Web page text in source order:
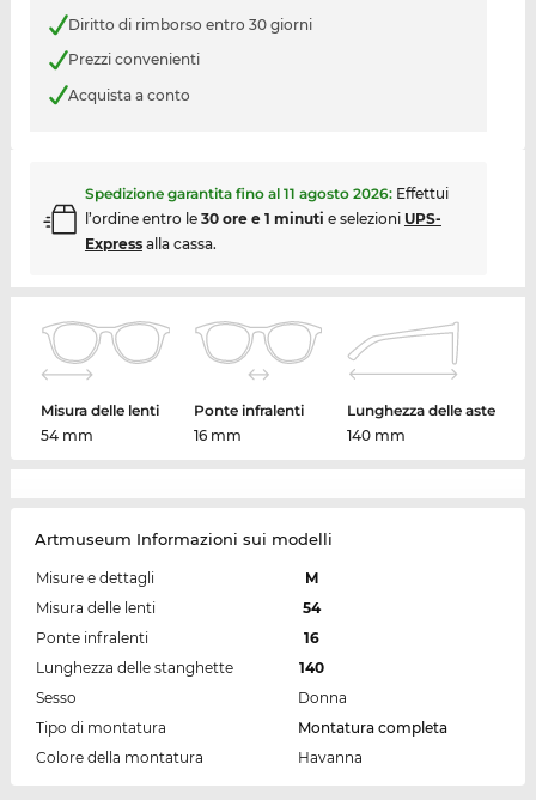
Diritto di rimborso entro 30 giorni
Prezzi convenienti
Acquista a conto
Spedizione garantita fino al 11 agosto 2026: Effettui
l’ordine entro le 30 ore e 1 minuti e selezioni UPS-
Expressalla cassa.
Misura delle lenti
54 mm
Ponte infralenti
16 mm
Lunghezza delle aste
140 mm
Artmuseum Informazioni sui modelli
Misure e dettagli
M
Misura delle lenti
54
Ponte infralenti
16
Lunghezza delle stanghette
140
Sesso
Donna
Tipo di montatura
Montatura completa
Colore della montatura
Havanna